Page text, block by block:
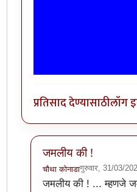
प्रतिसाद देण्यासाठीलॉग
जमलीय की !
चौथा कोनाडागुरुवार, 31/03/
In reply to चाचणीby
जमलीय की ! ... म्हणजे